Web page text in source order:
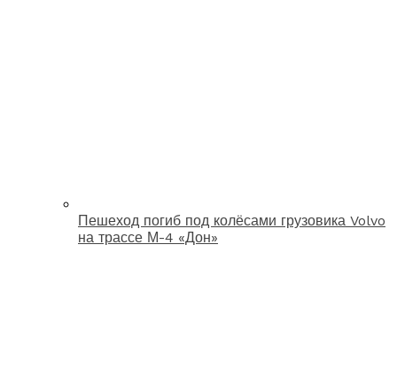
Пешеход погиб под колёсами грузовика Volvo
на трассе М-4 «Дон»